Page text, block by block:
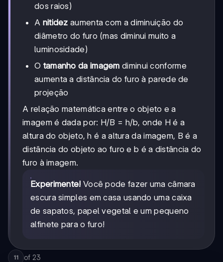
dos raios)
A nitidez aumenta com a diminuição do
diâmetro do furo (mas diminui muito a
luminosidade)
O tamanho da imagem diminui conforme
aumenta a distância do furo à parede de
projeção
A relação matemática entre o objeto e a
imagem é dada por: H/B = h/b, onde H é a
altura do objeto, h é a altura da imagem, B é a
distância do objeto ao furo e b é a distância do
furo à imagem.
Experimente! Você pode fazer uma câmara
escura simples em casa usando uma caixa
de sapatos, papel vegetal e um pequeno
alfinete para o furo!
11 of 23